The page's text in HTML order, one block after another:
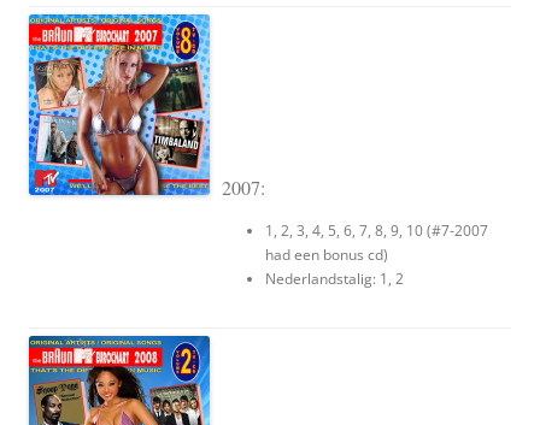
2007:
1, 2, 3, 4, 5, 6, 7, 8, 9, 10 (#7-2007
had een bonus cd)
Nederlandstalig: 1, 2